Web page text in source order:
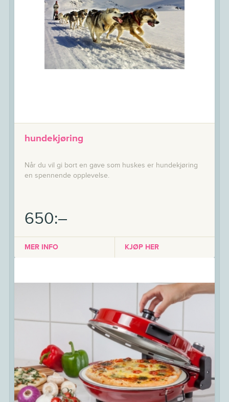
hundekjøring
Når du vil gi bort en gave som huskes er hundekjøring
en spennende opplevelse.
650:–
MER INFO KJØP HER